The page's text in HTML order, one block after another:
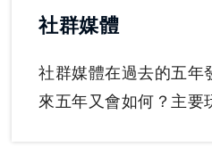
社群媒體
社群媒體在過去的五年
來五年又會如何？主要